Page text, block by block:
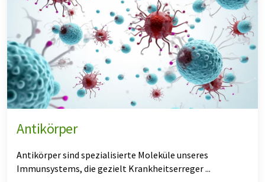
Antikörper
Antikörper sind spezialisierte Moleküle unseres
Immunsystems, die gezielt Krankheitserreger ...